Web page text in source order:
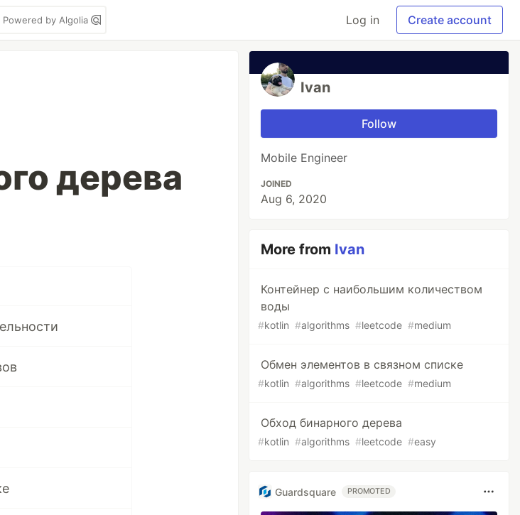
Powered by Algolia Log in Create account
дерева
Ivan
Follow
Mobile Engineer
JOINED
Aug 6, 2020
More from Ivan
Контейнер с наибольшим количеством
воды
#kotlin #algorithms #leetcode #medium
Обмен элементов в связном списке
#kotlin #algorithms #leetcode #medium
Обход бинарного дерева
#kotlin #algorithms #leetcode #easy
Guardsquare PROMOTED